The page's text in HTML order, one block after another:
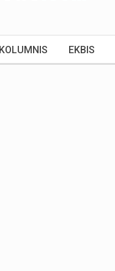
KOLUMNIS EKBIS